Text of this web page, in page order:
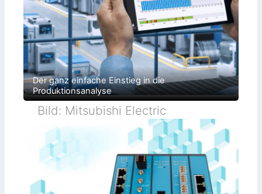
Der ganz einfache Einstieg in die
Produktionsanalyse
Bild: Mitsubishi Electric